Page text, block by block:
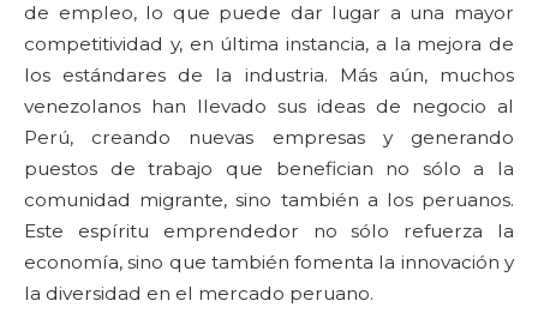
de empleo, lo que puede dar lugar a una mayor
competitividad y, en última instancia, a la mejora de
los estándares de la industria. Más aún, muchos
venezolanos han llevado sus ideas de negocio al
Perú, creando nuevas empresas y generando
puestos de trabajo que benefician no sólo a la
comunidad migrante, sino también a los peruanos.
Este espíritu emprendedor no sólo refuerza la
economía, sino que también fomenta la innovación y
la diversidad en el mercado peruano.